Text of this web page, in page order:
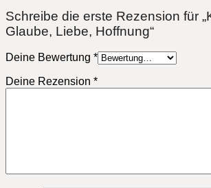
Schreibe die erste Rezension für
Glaube, Liebe, Hoffnung“
Deine Bewertung *
Deine Rezension *